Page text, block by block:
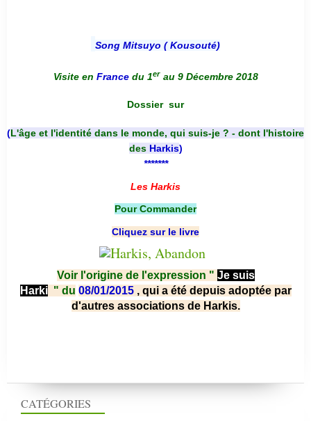
CATÉGORIES
Song Mitsuyo ( Kousouté)
Visite en France du 1er au 9 Décembre 2018
Dossier sur
(L'âge et l'identité dans le monde, qui suis-je ? - dont l'histoire
des Harkis)
*******
Les Harkis
Pour Commander
Cliquez sur le livre
Voir l'origine de l'expression " Je suis
Harki " du 08/01/2015 , qui a été depuis adoptée par
d'autres associations de Harkis.